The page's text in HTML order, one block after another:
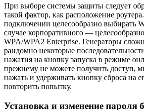
При выборе системы защиты следует
такой фактор, как расположение
подключении целесообразно выбирать
случае корпоративного —
WPA/WPA2 Enterprise. Генераторы
рандомно некоторые
нажатия на кнопку запуска в режиме
прежнему не можете получить доступ,
нажать и удерживать кнопку сброса на
повторить попытку.
Установка и изменение пароля